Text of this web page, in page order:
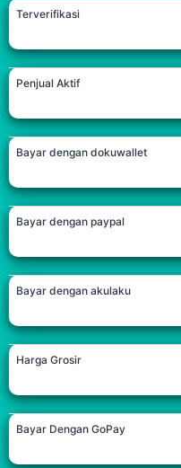
Terverifikasi
Penjual Aktif
Bayar dengan dokuwallet
Bayar dengan paypal
Bayar dengan akulaku
Harga Grosir
Bayar Dengan GoPay